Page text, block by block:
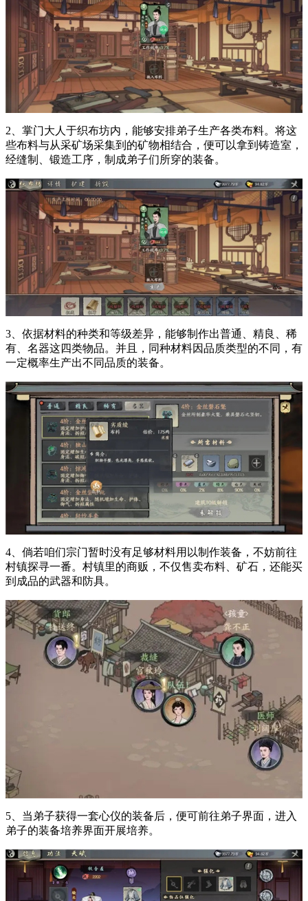
2、掌门大人于织布坊内，能够安排弟子生产各类布料。将这
些布料与从采矿场采集到的矿物相结合，便可以拿到铸造室，
经缝制、锻造工序，制成弟子们所穿的装备。
3、依据材料的种类和等级差异，能够制作出普通、精良、稀
有、名器这四类物品。并且，同种材料因品质类型的不同，有
一定概率生产出不同品质的装备。
4、倘若咱们宗门暂时没有足够材料用以制作装备，不妨前往
村镇探寻一番。村镇里的商贩，不仅售卖布料、矿石，还能买
到成品的武器和防具。
5、当弟子获得一套心仪的装备后，便可前往弟子界面，进入
弟子的装备培养界面开展培养。